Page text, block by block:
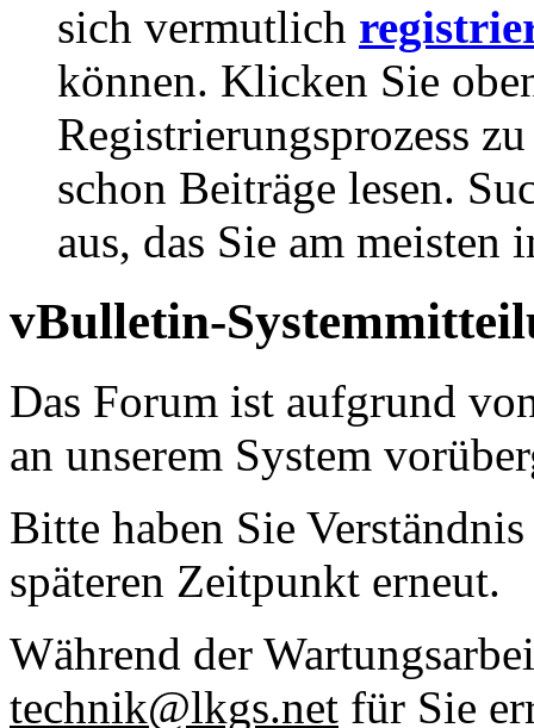
sich vermutlich
können. Klicken Sie
Registrierungsprozess
schon Beiträge lesen.
aus, das Sie am meisten
vBulletin-
Das Forum ist aufgrund
an unserem System
Bitte haben Sie
späteren Zeitpunkt erneut.
Während der
technik@lkgs.net für Sie